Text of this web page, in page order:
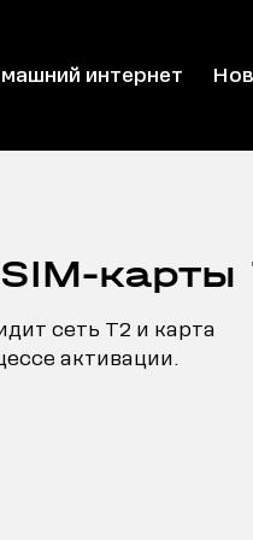
интернет
карты
сеть T2 и карта
активации.